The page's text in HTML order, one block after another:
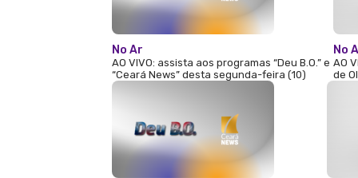
No Ar
AO VIVO: assista aos programas “Deu B.O.” e
“Ceará News” desta segunda-feira (10)
No
AO
de